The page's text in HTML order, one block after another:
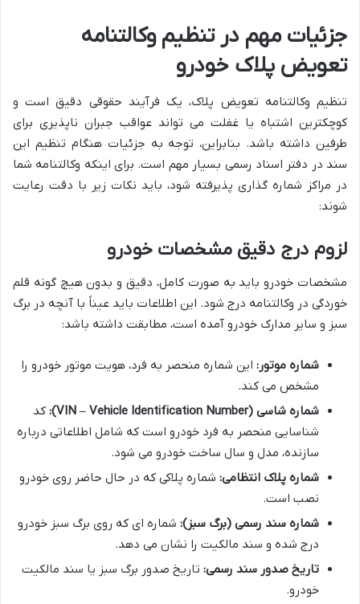
جزئیات مهم در تنظیم وکالتنامه
تعویض پلاک خودرو
تنظیم وکالتنامه تعویض پلاک، یک فرآیند حقوقی دقیق است و
کوچکترین اشتباه یا غفلت می تواند عواقب جبران ناپذیری برای
طرفین داشته باشد. بنابراین، توجه به جزئیات هنگام تنظیم این
سند در دفتر اسناد رسمی بسیار مهم است. برای اینکه وکالتنامه شما
در مراکز شماره گذاری پذیرفته شود، باید نکات زیر با دقت رعایت
شوند:
لزوم درج دقیق مشخصات خودرو
مشخصات خودرو باید به صورت کامل، دقیق و بدون هیچ گونه قلم
خوردگی در وکالتنامه درج شود. این اطلاعات باید عیناً با آنچه در برگ
سبز و سایر مدارک خودرو آمده است، مطابقت داشته باشد:
شماره موتور: این شماره منحصر به فرد، هویت موتور خودرو را
مشخص می کند.
شماره شاسی (VIN – Vehicle Identification Number):
کد
شناسایی منحصر به فرد خودرو است که شامل اطلاعاتی درباره
سازنده، مدل و سال ساخت خودرو می شود.
شماره پلاک انتظامی: شماره پلاکی که در حال حاضر روی خودرو
نصب است.
شماره سند رسمی (برگ سبز): شماره ای که روی برگ سبز خودرو
درج شده و سند مالکیت را نشان می دهد.
تاریخ صدور سند رسمی: تاریخ صدور برگ سبز یا سند مالکیت
خودرو.